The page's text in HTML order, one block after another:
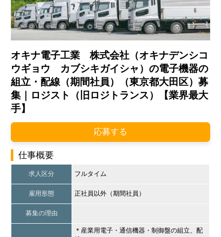
オキナ電子工業 株式会社（オキナデンシコ
ウギョウ カブシキガイシャ）の電子機器の
組立・配線（期間社員）（東京都大田区）募
集｜ロジスト（旧ロジトランス）【業界最大
手】
応募する
仕事概要
求人区分 フルタイム
雇用形態 正社員以外（期間社員）
募集の理由
＊産業用電子・通信機器・制御盤の組立、配